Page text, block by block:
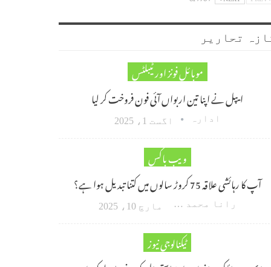
تحاریر
موبائل فونز اور ٹیبلٹس
ایپل نے اپنا تین اربواں آئی فون فروخت کر لیا
ادارہ اگست 1، 2025
ویب باکس
آپ کا رہائشی علاقہ 75 کروڑ سالوں میں کتنا تبدیل ہوا ہے؟
رانا محمد امین اکبر مارچ 10، 2025
ٹیکنالوجی نیوز